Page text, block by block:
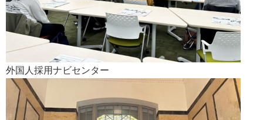
外国人採用ナビセンター